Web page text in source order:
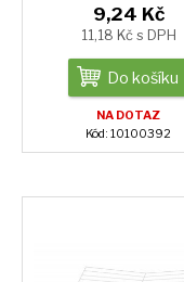
9,24 Kč
11,18 Kč s DPH
Do košíku
NA DOTAZ
Kód: 10100392